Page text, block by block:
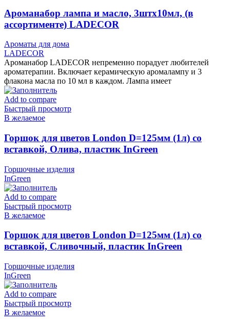
Ароманабор лампа и масло, 3штx10мл, (в
ассортименте) LADECOR
Ароматы для дома
LADECOR
Ароманабор LADECOR непременно порадует любителей
ароматерапии. Включает керамическую аромалампу и 3
флакона масла по 10 мл в каждом. Лампа имеет
Add to compare
Быстрый просмотр
В желаемое
Горшок для цветов London D=125мм (1л) со
вставкой, Олива, пластик InGreen
Горшочные изделия
InGreen
Add to compare
Быстрый просмотр
В желаемое
Горшок для цветов London D=125мм (1л) со
вставкой, Сливочный, пластик InGreen
Горшочные изделия
InGreen
Add to compare
Быстрый просмотр
В желаемое